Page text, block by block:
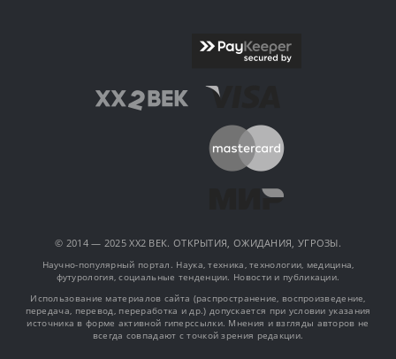
© 2014 — 2025 XX2 ВЕК. ОТКРЫТИЯ, ОЖИДАНИЯ, УГРОЗЫ.
Научно-популярный портал. Наука, техника, технологии, медицина,
футурология, социальные тенденции. Новости и публикации.
Использование материалов сайта (распространение, воспроизведение,
передача, перевод, переработка и др.) допускается при условии указания
источника в форме активной гиперссылки. Мнения и взгляды авторов не
всегда совпадают с точкой зрения редакции.